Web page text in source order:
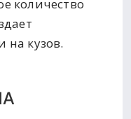
количество
на кузов.